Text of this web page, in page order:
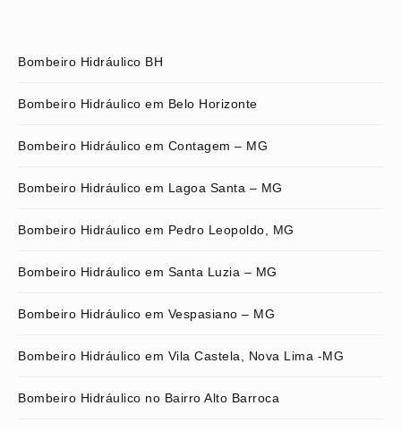
Bombeiro Hidráulico BH
Bombeiro Hidráulico em Belo Horizonte
Bombeiro Hidráulico em Contagem – MG
Bombeiro Hidráulico em Lagoa Santa – MG
Bombeiro Hidráulico em Pedro Leopoldo, MG
Bombeiro Hidráulico em Santa Luzia – MG
Bombeiro Hidráulico em Vespasiano – MG
Bombeiro Hidráulico em Vila Castela, Nova Lima -MG
Bombeiro Hidráulico no Bairro Alto Barroca